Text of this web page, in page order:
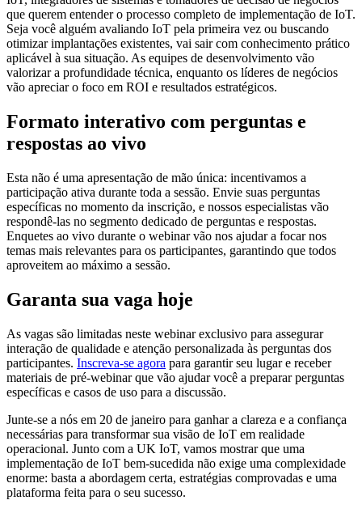
que querem entender o processo completo de implementação de IoT.
Seja você alguém avaliando IoT pela primeira vez ou buscando
otimizar implantações existentes, vai sair com conhecimento prático
aplicável à sua situação. As equipes de desenvolvimento vão
valorizar a profundidade técnica, enquanto os líderes de negócios
vão apreciar o foco em ROI e resultados estratégicos.
Formato interativo com perguntas e
respostas ao vivo
Esta não é uma apresentação de mão única: incentivamos a
participação ativa durante toda a sessão. Envie suas perguntas
específicas no momento da inscrição, e nossos especialistas vão
respondê-las no segmento dedicado de perguntas e respostas.
Enquetes ao vivo durante o webinar vão nos ajudar a focar nos
temas mais relevantes para os participantes, garantindo que todos
aproveitem ao máximo a sessão.
Garanta sua vaga hoje
As vagas são limitadas neste webinar exclusivo para assegurar
interação de qualidade e atenção personalizada às perguntas dos
participantes. Inscreva-se agora para garantir seu lugar e receber
materiais de pré-webinar que vão ajudar você a preparar perguntas
específicas e casos de uso para a discussão.
Junte-se a nós em 20 de janeiro para ganhar a clareza e a confiança
necessárias para transformar sua visão de IoT em realidade
operacional. Junto com a UK IoT, vamos mostrar que uma
implementação de IoT bem-sucedida não exige uma complexidade
enorme: basta a abordagem certa, estratégias comprovadas e uma
plataforma feita para o seu sucesso.